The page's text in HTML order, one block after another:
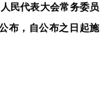
民代表大会常务委员
布，自公布之日起施